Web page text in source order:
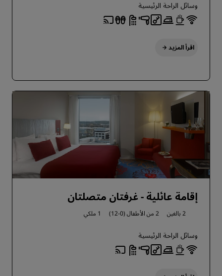
وسائل الراحة الرئيسية
اقرأ المزيد
إقامة عائلية - غرفتان متصلتان
2 بالغين 2 من الأطفال (0-12) 1 ملكي
وسائل الراحة الرئيسية